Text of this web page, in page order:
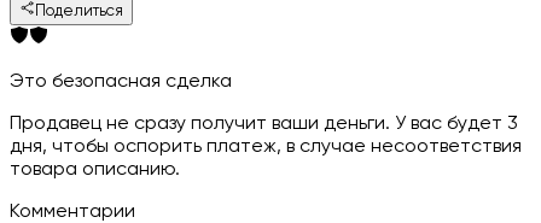
Поделиться
Это безопасная сделка
Продавец не сразу получит ваши деньги. У вас будет 3
дня, чтобы оспорить платеж, в случае несоответствия
товара описанию.
Комментарии